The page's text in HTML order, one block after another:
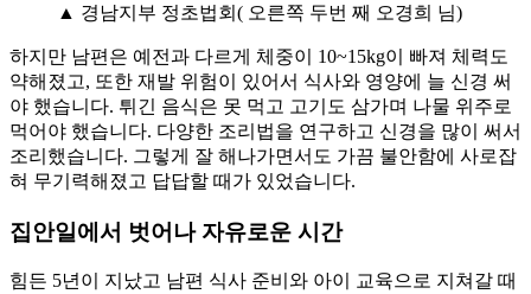
▲ 경남지부 정초법회( 오른쪽 두번 째 오경희 님)
하지만 남편은 예전과 다르게 체중이 10~15kg이 빠져 체력도
약해졌고, 또한 재발 위험이 있어서 식사와 영양에 늘 신경 써
야 했습니다. 튀긴 음식은 못 먹고 고기도 삼가며 나물 위주로
먹어야 했습니다. 다양한 조리법을 연구하고 신경을 많이 써서
조리했습니다. 그렇게 잘 해나가면서도 가끔 불안함에 사로잡
혀 무기력해졌고 답답할 때가 있었습니다.
집안일에서 벗어나 자유로운 시간
힘든 5년이 지났고 남편 식사 준비와 아이 교육으로 지쳐갈 때